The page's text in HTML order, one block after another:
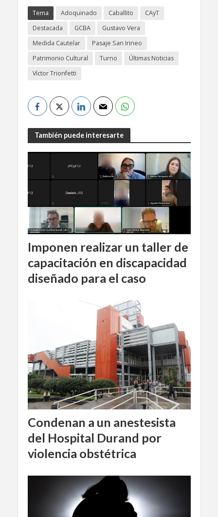
Tema Adoquinado Caballito
CAyT
Destacada
GCBA
Gustavo Vera
Medida Cautelar
Pasaje San Irineo
Patrimonio Cultural
Turno
Últimas Noticias
Víctor Trionfetti
También puede interesarte
Imponen realizar un taller de
capacitación en discapacidad
diseñado para el caso
Condenan a un anestesista
del Hospital Durand por
violencia obstétrica